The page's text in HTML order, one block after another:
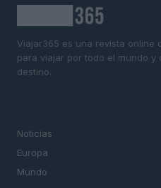
Viajar365 es una revista online
para viajar por todo el mundo y
destino.
Noticias
Europa
Mundo